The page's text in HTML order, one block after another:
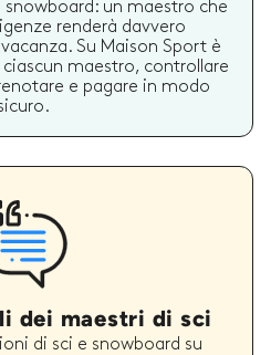
un maestro che
renderà davvero
Su Maison Sport è
maestro, controllare
e pagare in modo
dei maestri di sci
di sci e snowboard su